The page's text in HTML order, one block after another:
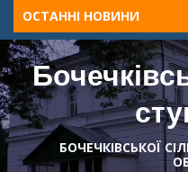
Skip
to
content
ОСТАННІ НОВИНИ
БОЧЕЧКІВСЬКОЇ